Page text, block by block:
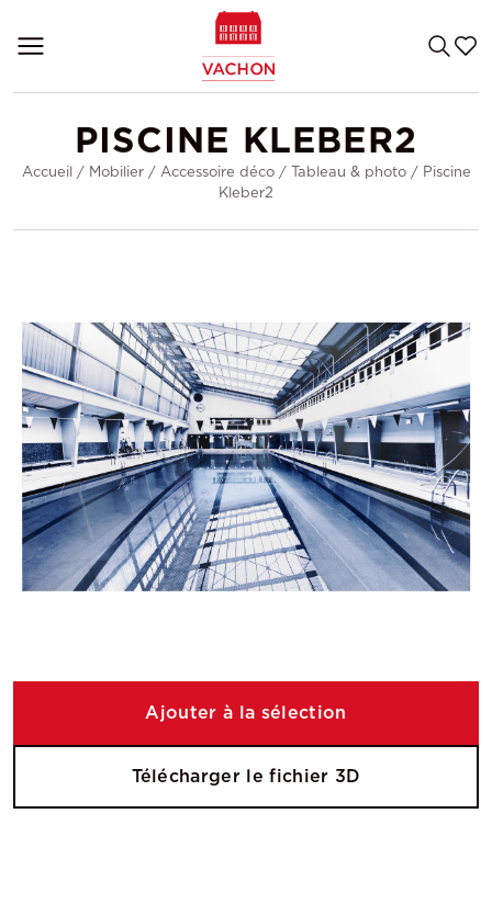
PISCINE KLEBER2
Accueil / Mobilier/ Accessoire déco/ Tableau & photo/ Piscine
Kleber2
Ajouter à la sélection
Télécharger le fichier 3D